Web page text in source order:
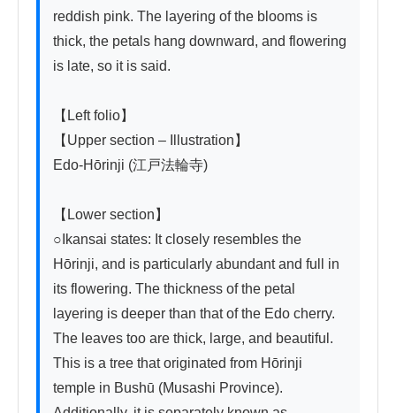
reddish pink. The layering of the blooms is
thick, the petals hang downward, and flowering
is late, so it is said.
【Left folio】
【Upper section – Illustration】
Edo-Hōrinji (江戸法輪寺)
【Lower section】
○Ikansai states: It closely resembles the
Hōrinji, and is particularly abundant and full in
its flowering. The thickness of the petal
layering is deeper than that of the Edo cherry.
The leaves too are thick, large, and beautiful.
This is a tree that originated from Hōrinji
temple in Bushū (Musashi Province).